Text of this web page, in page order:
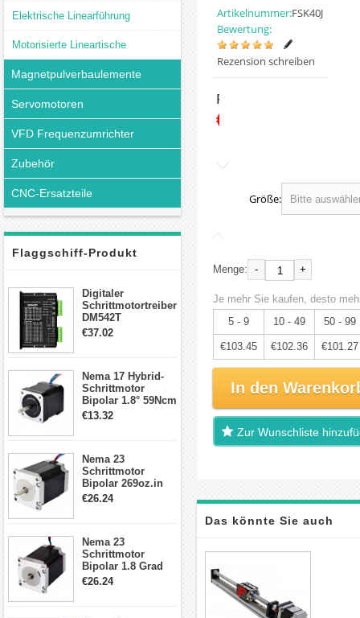
Elektrische Linearführung
Motorisierte Lineartische
Magnetpulverbaulemente
Servomotoren
VFD Frequenzumrichter
Zubehör
CNC-Ersatzteile
Flaggschiff-Produkt
Digitaler
Schrittmotortreiber
DM542T
Schrittmotor
Schrittmotor
€37.02
Nema 17 Hybrid-
Schrittmotor
Bipolar 1.8° 59Ncm
2A 4 Drähte mit 1m
€13.32
Nema 23
Schrittmotor
Bipolar 269oz.in
2,8A 57x57x76mm
€26.24
Nema 23
Schrittmotor
Bipolar 1.8 Grad
1.9Nm 3A 3.36V 4
€26.24
Artikelnummer:FSK40J
Bewertung:
Rezension schreiben
Preis:
€108.89
Größe:
Menge: - +
Je mehr Sie kaufen, desto
5 - 9
10 - 49 50 - 99
€103.45 €102.36 €101.27
In den
Zur Wunschliste
Das könnte Sie auch
interessieren